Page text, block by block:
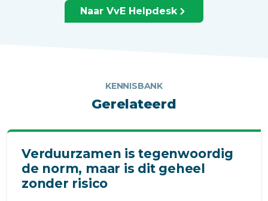
Naar VvE Helpdesk
KENNISBANK
Gerelateerd
Verduurzamen is tegenwoordig
de norm, maar is dit geheel
zonder risico